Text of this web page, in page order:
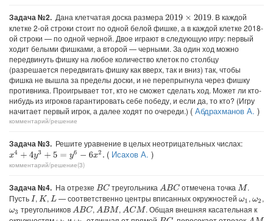
Задача №2. Дана клетчатая доска размера 2019×2019
. В каждой
клетке 2-ой строки стоит по одной белой фишке, а в каждой клетке 2018-
ой строки — по одной черной. Двое играют в следующую игру: первый
ходит белыми фишками, а второй — черными. За один ход можно
передвинуть фишку на любое количество клеток по столбцу
(разрешается передвигать фишку как вверх, так и вниз) так, чтобы
фишка не вышла за пределы доски, и не перепрыгнула через фишку
противника. Проигрывает тот, кто не сможет сделать ход. Может ли кто-
нибудь из игроков гарантировать себе победу, и если да, то кто? (Игру
начитает первый игрок, а далее ходят по очереди.) ( Абдрахманов А. )
комментарий/решение
Задача №3. Решите уравнение в целых неотрицательных числах:
x4+4y 3+5 =y6− 6x 2. ( Исахов А. )
комментарий/решение(3)
Задача №4. На отрезке BC треугольника ABC отмечена точка M .
ПустьI , K , L — соответственно центры вписанных окружностейω1,ω2,
ω3 треугольниковABC , ABM , ACM
. Общая внешняя касательная к